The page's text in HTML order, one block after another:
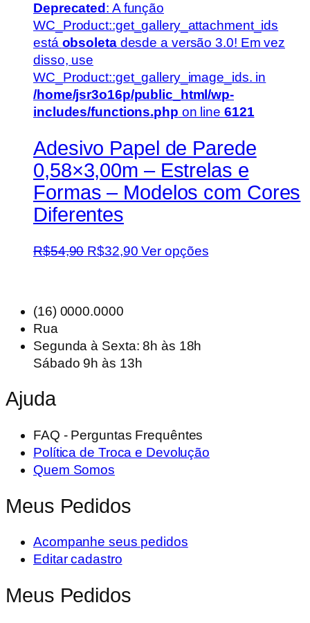
Deprecated : A função
WC_Product::get_gallery_attachment_ids
está obsoletadesde a versão 3.0! Em vez
disso, use
WC_Product::get_gallery_image_ids. in
/home/jsr3o16p/public_html/wp-
includes/functions.php on line 6121
Adesivo Papel de Parede
0,58×3,00m – Estrelas e
Formas – Modelos com Cores
Diferentes
R$54,90 O
R$54,90.
R$32,90OVer opçõesEste
do
(16) 0000.0000
Rua
Segunda à Sexta: 8h às 18h
Sábado 9h às 13h
Ajuda
FAQ - Perguntas Frequêntes
Política de Troca e Devolução
Quem Somos
Meus Pedidos
Acompanhe seus pedidos
Editar cadastro
Meus Pedidos